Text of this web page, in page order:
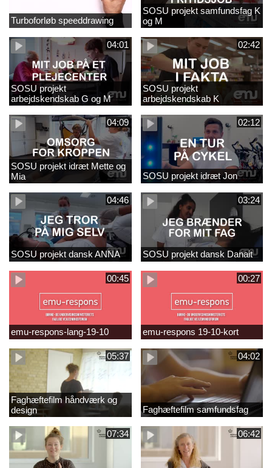
Turboforløb speeddrawing
SOSU projekt samfundsfag K
og M
04:01
SOSU projekt
arbejdskendskab G og M
02:42
SOSU projekt
arbejdskendskab K
04:09
SOSU projekt idræt Mette og
Mia
02:12
SOSU projekt idræt Jon
04:46
SOSU projekt dansk ANNA
03:24
SOSU projekt dansk Danait
00:45
emu-respons-lang-19-10
00:27
emu-respons 19-10-kort
05:37
Faghæftefilm håndværk og
design
04:02
Faghæftefilm samfundsfag
07:34 06:42